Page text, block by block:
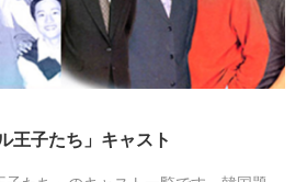
王子たち」キャスト